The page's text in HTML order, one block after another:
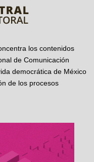
los contenidos
de Comunicación
democrática de México
de los procesos